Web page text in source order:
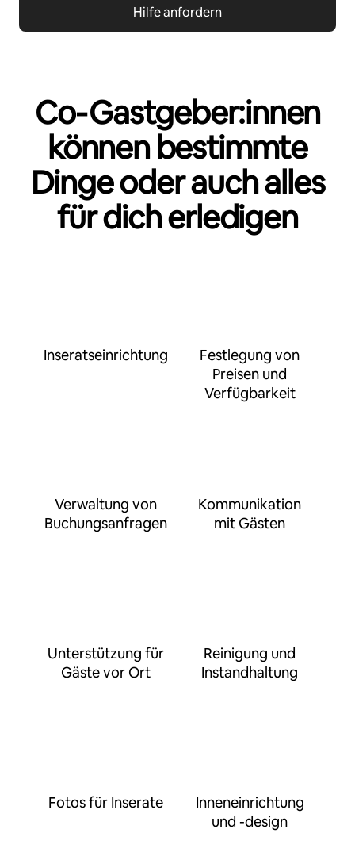
Hilfe anfordern
Co‑Gastgeber:innen
können bestimmte
Dinge oder auch alles
für dich erledigen
Inseratseinrichtung
Festlegung von
Preisen und
Verfügbarkeit
Verwaltung von
Buchungsanfragen
Kommunikation
mit Gästen
Unterstützung für
Gäste vor Ort
Reinigung und
Instandhaltung
Fotos für Inserate
Inneneinrichtung
und -design